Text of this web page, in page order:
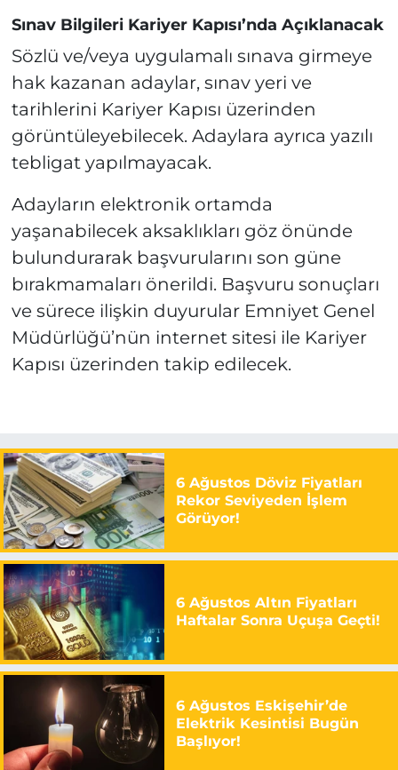
Sınav Bilgileri Kariyer Kapısı’nda Açıklanacak
Sözlü ve/veya uygulamalı sınava girmeye
hak kazanan adaylar, sınav yeri ve
tarihlerini Kariyer Kapısı üzerinden
görüntüleyebilecek. Adaylara ayrıca yazılı
tebligat yapılmayacak.
Adayların elektronik ortamda
yaşanabilecek aksaklıkları göz önünde
bulundurarak başvurularını son güne
bırakmamaları önerildi. Başvuru sonuçları
ve sürece ilişkin duyurular Emniyet Genel
Müdürlüğü’nün internet sitesi ile Kariyer
Kapısı üzerinden takip edilecek.
6 Ağustos Döviz Fiyatları
Rekor Seviyeden İşlem
Görüyor!
6 Ağustos Altın Fiyatları
Haftalar Sonra Uçuşa Geçti!
6 Ağustos Eskişehir’de
Elektrik Kesintisi Bugün
Başlıyor!